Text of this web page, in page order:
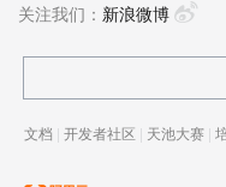
关注我们： 新浪微博
文档 | 开发者社区 | 天池大赛 |